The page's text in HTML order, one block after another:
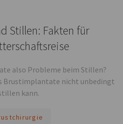
Stillen: Fakten für
also Probleme beim Stillen?
Brustimplantate nicht unbedingt
kann.